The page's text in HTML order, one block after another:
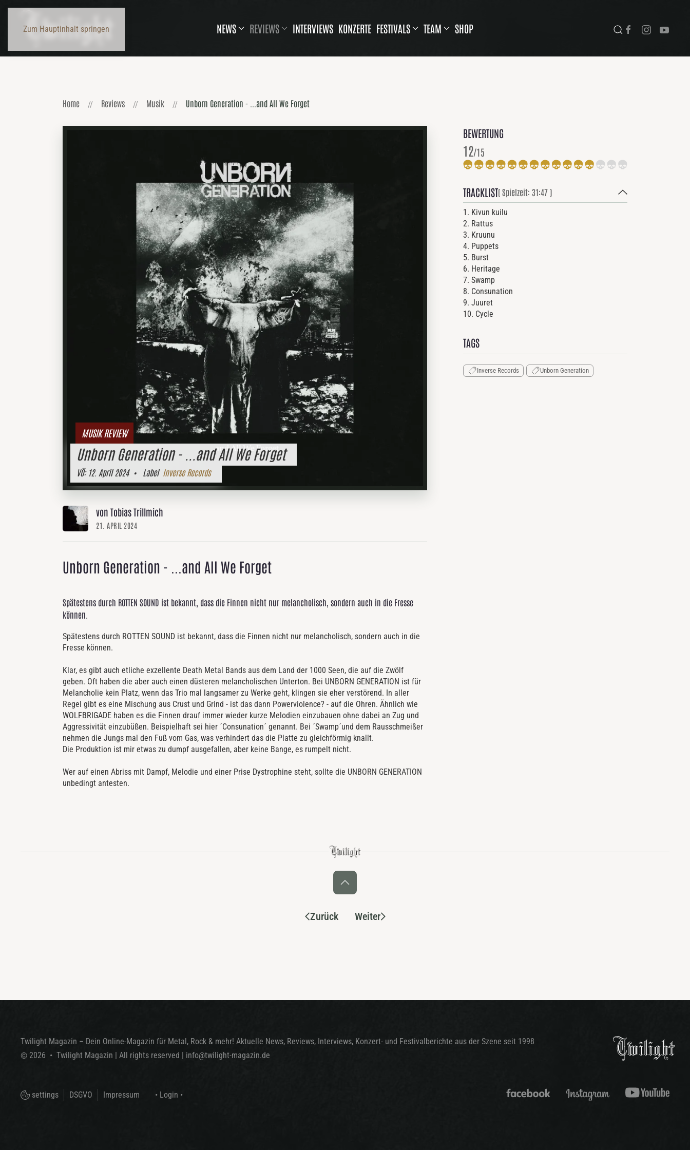
Zum Hauptinhalt springen NEWS REVIEWS INTERVIEWS KONZERTE FESTIVALS TEAM SHOP
Home Reviews Musik Unborn Generation - ...and All We Forget
MUSIK REVIEW
Unborn Generation - ...and All We Forget
VÖ:12. April 2024• Label Inverse Records
von Tobias Trillmich
21. APRIL 2024
Unborn Generation - ...and All We Forget
Spätestens durch ROTTEN SOUND ist bekannt, dass die Finnen nicht nur melancholisch, sondern auch in die Fresse
können.
Spätestens durch ROTTEN SOUND ist bekannt, dass die Finnen nicht nur melancholisch, sondern auch in die
Fresse können.
Klar, es gibt auch etliche exzellente Death Metal Bands aus dem Land der 1000 Seen, die auf die Zwölf
geben. Oft haben die aber auch einen düsteren melancholischen Unterton. Bei UNBORN GENERATION ist für
Melancholie kein Platz, wenn das Trio mal langsamer zu Werke geht, klingen sie eher verstörend. In aller
Regel gibt es eine Mischung aus Crust und Grind - ist das dann Powerviolence? - auf die Ohren. Ähnlich wie
WOLFBRIGADE haben es die Finnen drauf immer wieder kurze Melodien einzubauen ohne dabei an Zug und
Aggressivität einzubüßen. Beispielhaft sei hier ´Consunation´ genannt. Bei ´Swamp´und dem Rausschmeißer
nehmen die Jungs mal den Fuß vom Gas, was verhindert das die Platte zu gleichförmig knallt.
Die Produktion ist mir etwas zu dumpf ausgefallen, aber keine Bange, es rumpelt nicht.
Wer auf einen Abriss mit Dampf, Melodie und einer Prise Dystrophine steht, sollte die UNBORN GENERATION
unbedingt antesten.
BEWERTUNG
12/15
TRACKLIST( Spielzeit: 31:47 )
1. Kivun kuilu
2. Rattus
3. Kruunu
4. Puppets
5. Burst
6. Heritage
7. Swamp
8. Consunation
9. Juuret
10. Cycle
TAGS
Inverse Records Unborn Generation
Zurück Weiter
Twilight Magazin – Dein Online-Magazin für Metal, Rock & mehr! Aktuelle News, Reviews, Interviews, Konzert- und Festivalberichte aus der Szene seit 1998
© 2026 • Twilight Magazin | All rights reserved | info@twilight-magazin.de
settings DSGVO Impressum • Login •